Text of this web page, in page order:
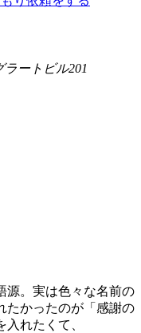
ートビル201
源。実は色々な名前の
たかったのが「感謝の
れたくて、